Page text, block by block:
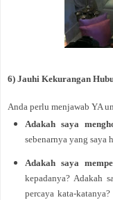
6) Jauhi Kekurangan
Anda perlu menjawab YA
Adakah saya
sebenarnya yang saya
Adakah saya
kepadanya? Adakah
percaya kata-